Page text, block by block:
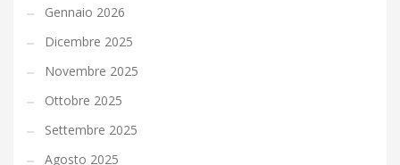
Gennaio 2026
Dicembre 2025
Novembre 2025
Ottobre 2025
Settembre 2025
Agosto 2025